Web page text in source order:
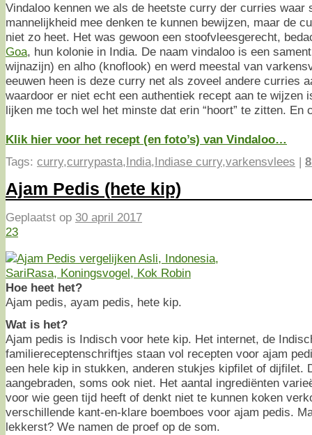
Vindaloo kennen we als de heetste curry der curries waar
mannelijkheid mee denken te kunnen bewijzen, maar de
niet zo heet. Het was gewoon een stoofvleesgerecht,
Goa, hun kolonie in India. De naam vindaloo is een
wijnazijn) en alho (knoflook) en werd meestal van
eeuwen heen is deze curry net als zoveel andere curries
waardoor er niet echt een authentiek recept aan te wijzen
lijken me toch wel het minste dat erin “hoort” te zitten. En
Klik hier voor het recept (en foto’s) van Vindaloo…
Tags: curry,currypasta,India,Indiase curry,varkensvlees | 8
Ajam Pedis (hete kip)
Geplaatst op 30 april 2017
23
Hoe heet het?
Ajam pedis, ayam pedis, hete kip.
Wat is het?
Ajam pedis is Indisch voor hete kip. Het internet, de
familiereceptenschriftjes staan vol recepten voor ajam
een hele kip in stukken, anderen stukjes kipfilet of dijfilet.
aangebraden, soms ook niet. Het aantal ingrediënten
voor wie geen tijd heeft of denkt niet te kunnen koken
verschillende kant-en-klare boemboes voor ajam pedis.
lekkerst? We namen de proef op de som.